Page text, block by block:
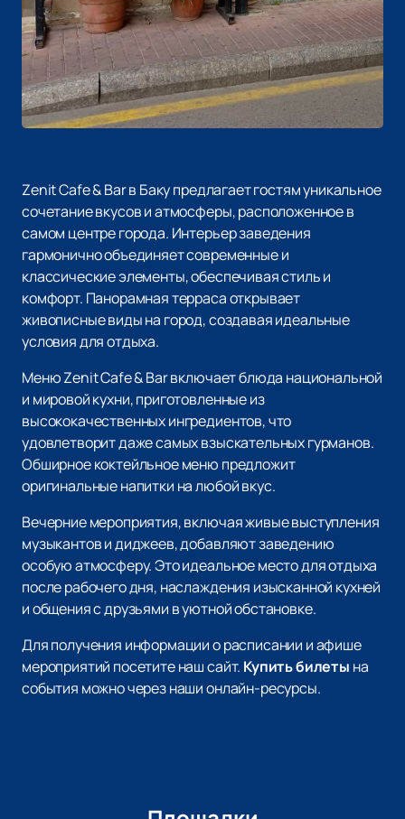
Zenit Cafe & Bar в Баку предлагает гостям уникальное
сочетание вкусов и атмосферы, расположенное в
самом центре города. Интерьер заведения
гармонично объединяет современные и
классические элементы, обеспечивая стиль и
комфорт. Панорамная терраса открывает
живописные виды на город, создавая идеальные
условия для отдыха.
Меню Zenit Cafe & Bar включает блюда национальной
и мировой кухни, приготовленные из
высококачественных ингредиентов, что
удовлетворит даже самых взыскательных гурманов.
Обширное коктейльное меню предложит
оригинальные напитки на любой вкус.
Вечерние мероприятия, включая живые выступления
музыкантов и диджеев, добавляют заведению
особую атмосферу. Это идеальное место для отдыха
после рабочего дня, наслаждения изысканной кухней
и общения с друзьями в уютной обстановке.
Для получения информации о расписании и афише
мероприятий посетите наш сайт. Купить билеты на
события можно через наши онлайн-ресурсы.